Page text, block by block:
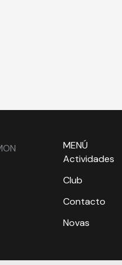
MENÚ
Actividades
Club
Contacto
Novas